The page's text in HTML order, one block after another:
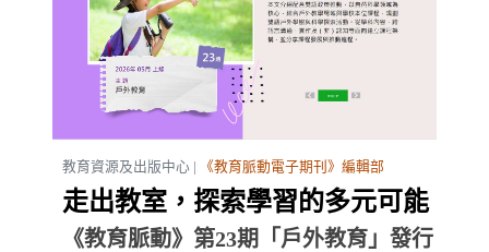
教育資源及出版中心 | 《教育脈動電子期刊》編輯部
走出教室，探索學習的多元可能
《教育脈動》第23期「戶外教育」發行